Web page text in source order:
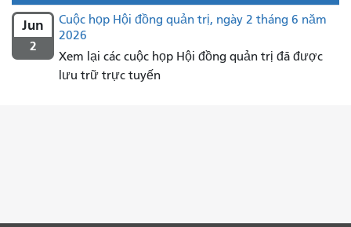
Jun
2
Cuộc họp Hội đồng quản trị, ngày 2 tháng 6 năm
2026
Xem lại các cuộc họp Hội đồng quản trị đã được
lưu trữ trực tuyến